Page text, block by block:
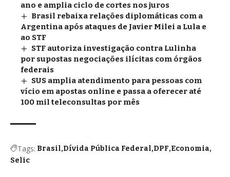
ano e amplia ciclo de cortes nos juros
Brasil rebaixa relações diplomáticas com a
Argentina após ataques de Javier Milei a Lula e
ao STF
STF autoriza investigação contra Lulinha
por supostas negociações ilícitas com órgãos
federais
SUS amplia atendimento para pessoas com
vício em apostas online e passa a oferecer até
100 mil teleconsultas por mês
Tags: Brasil Dívida Pública Federal DPF Economia
Selic